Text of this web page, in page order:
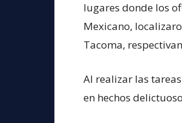
lugares donde los
Mexicano,
Tacoma,
Al realizar las
en hechos